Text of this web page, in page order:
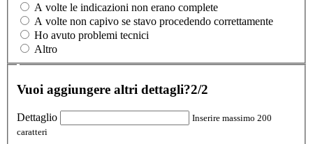
A volte le indicazioni non erano complete
A volte non capivo se stavo procedendo correttamente
Ho avuto problemi tecnici
Altro
Vuoi aggiungere altri dettagli?2/2
Dettaglio
Inserire massimo 200
caratteri